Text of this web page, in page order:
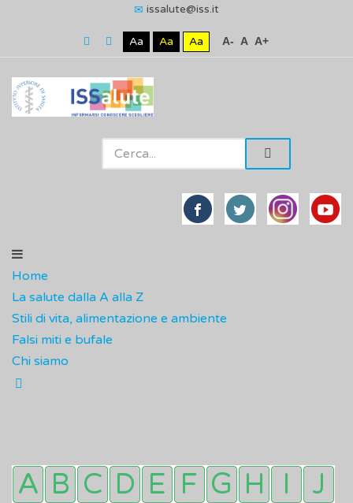
issalute@iss.it
Aa Aa Aa A- A A+
Home
La salute dalla A alla Z
Stili di vita, alimentazione e ambiente
Falsi miti e bufale
Chi siamo